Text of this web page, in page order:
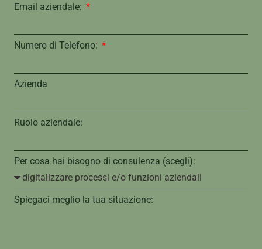
Email aziendale:
Numero di Telefono:
Azienda
Ruolo aziendale:
Per cosa hai bisogno di consulenza (scegli):
Spiegaci meglio la tua situazione: